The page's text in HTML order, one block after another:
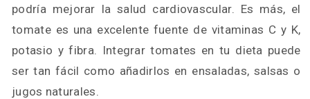
podría mejorar la salud cardiovascular. Es más, el
tomate es una excelente fuente de vitaminas C y K,
potasio y fibra. Integrar tomates en tu dieta puede
ser tan fácil como añadirlos en ensaladas, salsas o
jugos naturales.